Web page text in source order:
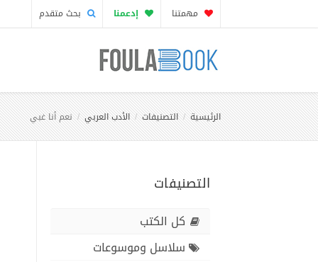
مهمتنا إدعمنا بحث متقدم
الرئيسية التصنيفات الأدب العربي نعم أنا غبي
التصنيفات
كل الكتب
سلاسل وموسوعات